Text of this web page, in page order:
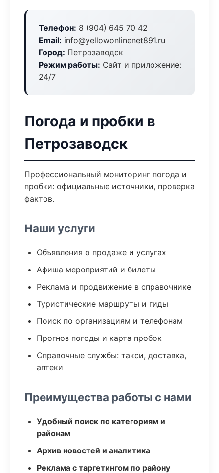
Телефон: 8 (904) 645 70 42
Email: info@yellowonlinenet891.ru
Город: Петрозаводск
Режим работы: Сайт и приложение:
24/7
Погода и пробки в
Петрозаводск
Профессиональный мониторинг погода и
пробки: официальные источники, проверка
фактов.
Наши услуги
Объявления о продаже и услугах
Афиша мероприятий и билеты
Реклама и продвижение в справочнике
Туристические маршруты и гиды
Поиск по организациям и телефонам
Прогноз погоды и карта пробок
Справочные службы: такси, доставка,
аптеки
Преимущества работы с нами
Удобный поиск по категориям и
районам
Архив новостей и аналитика
Реклама с таргетингом по району